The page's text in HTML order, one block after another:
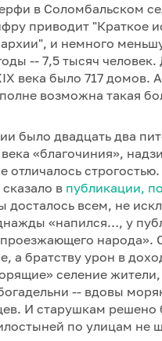
в Соломбальском
приводит "Краткое
и немного
-- 7,5 тысяч человек.
века было 717 домов.
возможна такая
было двадцать два
«благочиния»,
отличалось
в публикации,
всем, не
«напился…, у
народа».
а братству урон в
селение жители,
-- вдовы
И старушкам
по улицам не